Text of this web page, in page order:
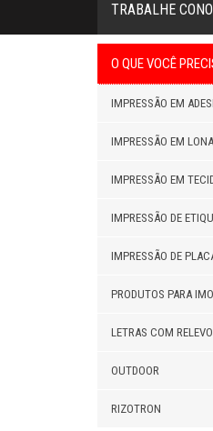
TRABALHE
O QUE VOCÊ
IMPRESSÃO EM
IMPRESSÃO EM LONA
IMPRESSÃO EM
IMPRESSÃO DE
IMPRESSÃO DE
PRODUTOS PARA
LETRAS COM RELEVO
OUTDOOR
RIZOTRON